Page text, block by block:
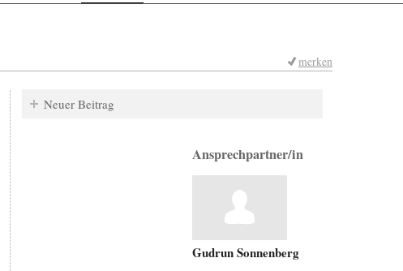
merken
Neuer Beitrag
Ansprechpartner/in
Gudrun Sonnenberg